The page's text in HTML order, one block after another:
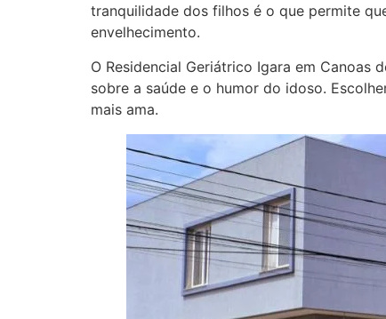
tranquilidade dos filhos é o que permite
envelhecimento.
O Residencial Geriátrico Igara em Canoas
sobre a saúde e o humor do idoso.
mais ama.